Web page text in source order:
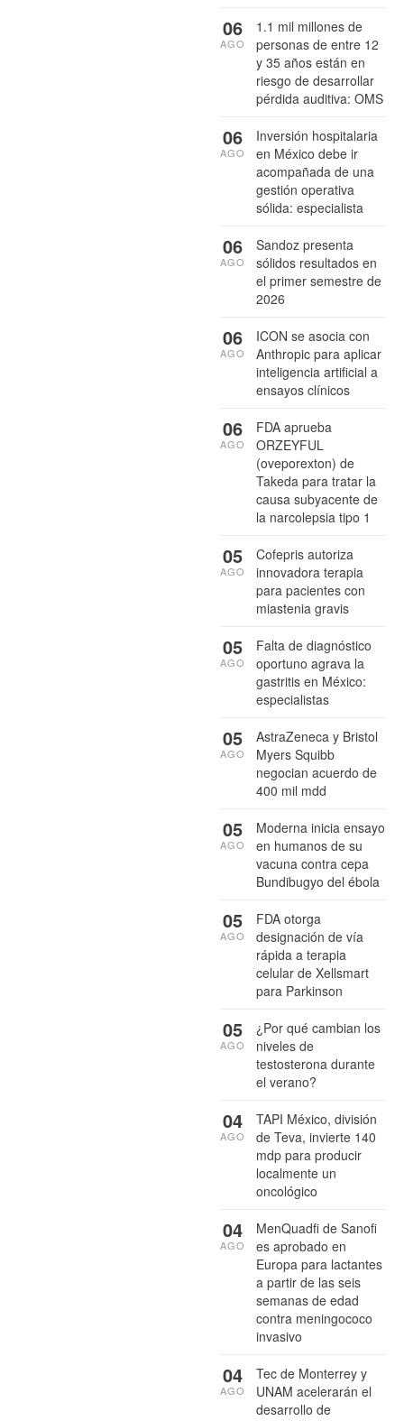
1.1 mil millones de
personas de entre 12
y 35 años están en
riesgo de desarrollar
pérdida auditiva: OMS
06
AGO
Inversión hospitalaria
en México debe ir
acompañada de una
gestión operativa
sólida: especialista
06
AGO
Sandoz presenta
sólidos resultados en
el primer semestre de
2026
06
AGO
ICON se asocia con
Anthropic para aplicar
inteligencia artificial a
ensayos clínicos
06
AGO
FDA aprueba
ORZEYFUL
(oveporexton) de
Takeda para tratar la
causa subyacente de
la narcolepsia tipo 1
06
AGO
Cofepris autoriza
innovadora terapia
para pacientes con
miastenia gravis
05
AGO
Falta de diagnóstico
oportuno agrava la
gastritis en México:
especialistas
05
AGO
AstraZeneca y Bristol
Myers Squibb
negocian acuerdo de
400 mil mdd
05
AGO
Moderna inicia ensayo
en humanos de su
vacuna contra cepa
Bundibugyo del ébola
05
AGO
FDA otorga
designación de vía
rápida a terapia
celular de Xellsmart
para Parkinson
05
AGO
¿Por qué cambian los
niveles de
testosterona durante
el verano?
05
AGO
TAPI México, división
de Teva, invierte 140
mdp para producir
localmente un
oncológico
04
AGO
MenQuadfi de Sanofi
es aprobado en
Europa para lactantes
a partir de las seis
semanas de edad
contra meningococo
invasivo
04
AGO
Tec de Monterrey y
UNAM acelerarán el
desarrollo de
04
AGO